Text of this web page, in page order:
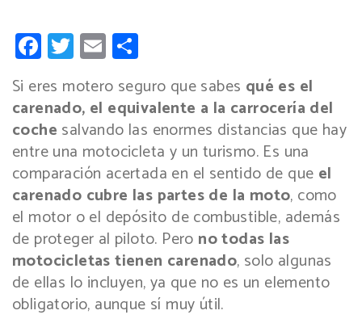
Facebook
Twitter
Email
Si eres motero seguro que sabes qué es el
carenado, el equivalente a la carrocería del
coche salvando las enormes distancias que hay
entre una motocicleta y un turismo. Es una
comparación acertada en el sentido de que el
carenado cubre las partes de la moto, como
el motor o el depósito de combustible, además
de proteger al piloto. Pero no todas las
motocicletas tienen carenado, solo algunas
de ellas lo incluyen, ya que no es un elemento
obligatorio, aunque sí muy útil.